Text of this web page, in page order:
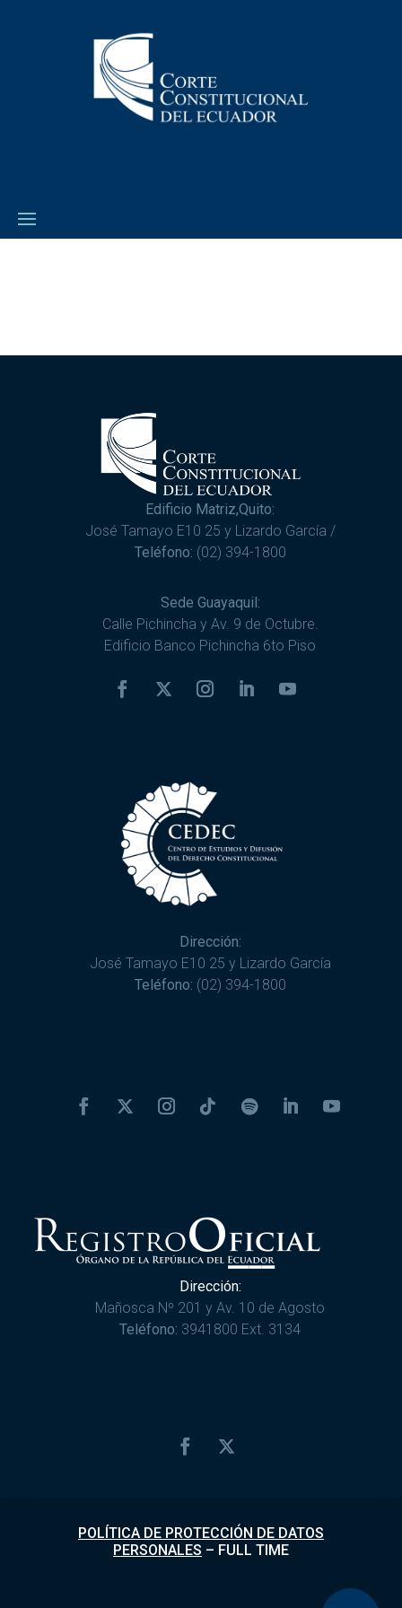
Edificio Matriz,Quito:
José Tamayo E10 25 y Lizardo García /
Teléfono: (02) 394-1800
Sede Guayaquil:
Calle Pichincha y Av. 9 de Octubre.
Edificio Banco Pichincha 6to Piso
Dirección:
José Tamayo E10 25 y Lizardo García
Teléfono: (02) 394-1800
Dirección:
Mañosca Nº 201 y Av. 10 de Agosto
Teléfono: 3941800 Ext. 3134
POLÍTICA DE PROTECCIÓN DE DATOS
PERSONALES – FULL TIME